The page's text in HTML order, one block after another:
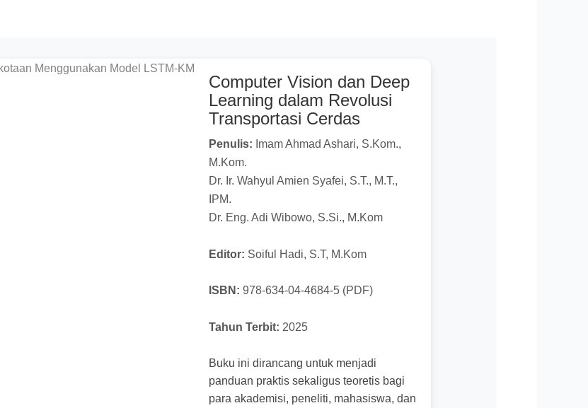
Computer Vision dan Deep
Learning dalam Revolusi
Transportasi Cerdas
Penulis: Imam Ahmad Ashari, S.Kom.,
M.Kom.
Dr. Ir. Wahyul Amien Syafei, S.T., M.T.,
IPM.
Dr. Eng. Adi Wibowo, S.Si., M.Kom
Editor: Soiful Hadi, S.T, M.Kom
ISBN: 978-634-04-4684-5 (PDF)
Tahun Terbit: 2025
Buku ini dirancang untuk menjadi
panduan praktis sekaligus teoretis bagi
para akademisi, peneliti, mahasiswa, dan